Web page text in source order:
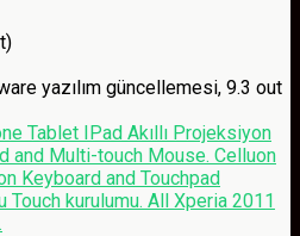
yazılım güncellemesi, 9.3 out
Tablet IPad Akıllı Projeksiyon
and Multi-touch Mouse. Celluon
Keyboard and Touchpad
Touch kurulumu. All Xperia 2011